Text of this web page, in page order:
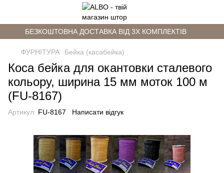
БЕЗКОШТОВНА ДОСТАВКА ВІД 3Х КОМПЛЕКТІВ
ФУРНІТУРА Бейка (касабейка)
Коса бейка для окантовки сталевого
кольору, ширина 15 мм моток 100 м
(FU-8167)
Артикул: FU-8167 Написати відгук